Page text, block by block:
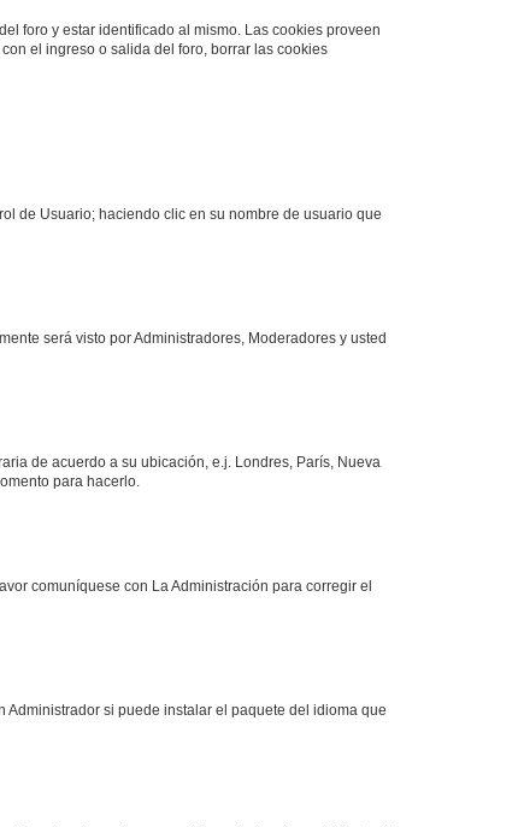
foro y estar identificado al mismo. Las cookies proveen
el ingreso o salida del foro, borrar las cookies
de Usuario; haciendo clic en su nombre de usuario que
será visto por Administradores, Moderadores y usted
de acuerdo a su ubicación, e.j. Londres, París, Nueva
para hacerlo.
comuníquese con La Administración para corregir el
si puede instalar el paquete del idioma que